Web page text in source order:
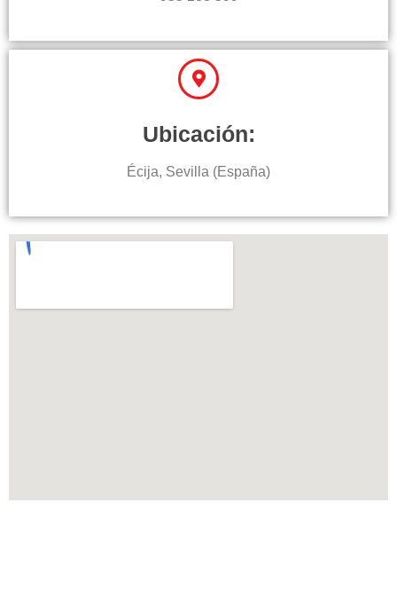
Ubicación:
Écija, Sevilla (España)